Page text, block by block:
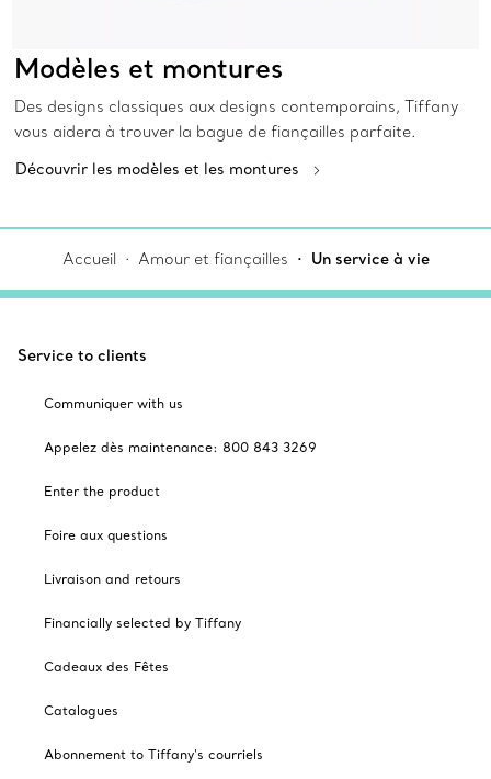
Modèles et montures
Des designs classiques aux designs contemporains, Tiffany
vous aidera à trouver la bague de fiançailles parfaite.
Découvrir les modèles et les montures
Accueil Amour et fiançailles Un service à vie
Service to clients
Communiquer with us
Appelez dès maintenance: 800 843 3269
Enter the product
Foire aux questions
Livraison and retours
Financially selected by Tiffany
Cadeaux des Fêtes
Catalogues
Abonnement to Tiffany's courriels